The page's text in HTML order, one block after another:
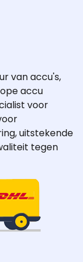
van accu's,
accu
voor
uitstekende
tegen